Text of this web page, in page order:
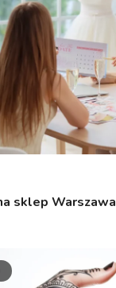
sklep Warszawa